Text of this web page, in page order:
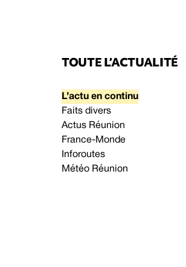
TOUTE L’ACTUALITÉ
L’actu en continu
Faits divers
Actus Réunion
France-Monde
Inforoutes
Météo Réunion